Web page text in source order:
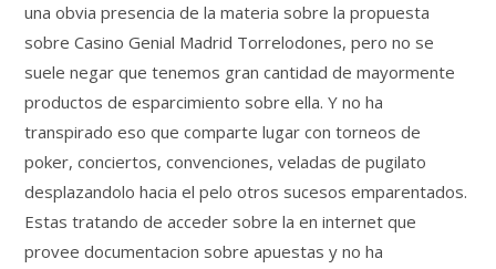
una obvia presencia de la materia sobre la propuesta
sobre Casino Genial Madrid Torrelodones, pero no se
suele negar que tenemos gran cantidad de mayormente
productos de esparcimiento sobre ella. Y no ha
transpirado eso que comparte lugar con torneos de
poker, conciertos, convenciones, veladas de pugilato
desplazandolo hacia el pelo otros sucesos emparentados.
Estas tratando de acceder sobre la en internet que
provee documentacion sobre apuestas y no ha